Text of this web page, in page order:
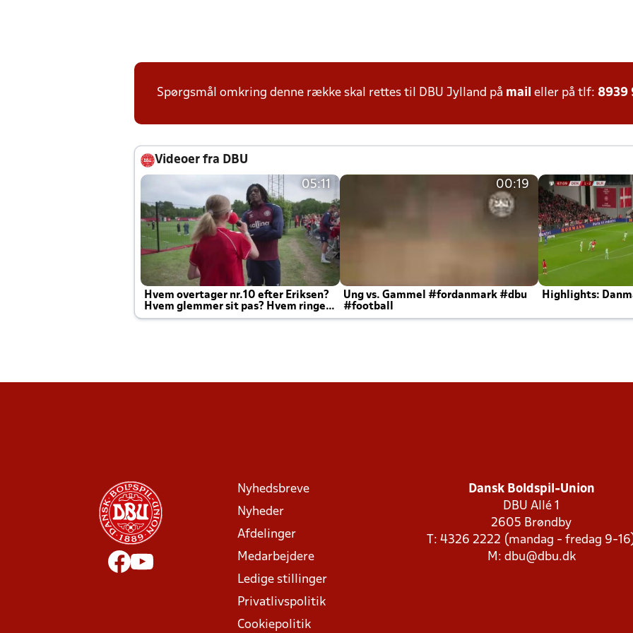
Spørgsmål omkring denne række skal rettes til DBU Jylland på mail eller på tlf: 8939
Videoer fra DBU
05:11
Hvem overtager nr.10 efter Eriksen?
Hvem glemmer sit pas? Hvem ringer
Joachim altid til efter kampe?
00:19
Ung vs. Gammel #fordanmark #dbu
#football
Highlights:
Nyhedsbreve
Nyheder
Afdelinger
Medarbejdere
Ledige stillinger
Privatlivspolitik
Cookiepolitik
Dansk Boldspil-Union
DBU Allé 1
2605 Brøndby
T: 4326 2222 (mandag - fredag 9-
M: dbu@dbu.dk